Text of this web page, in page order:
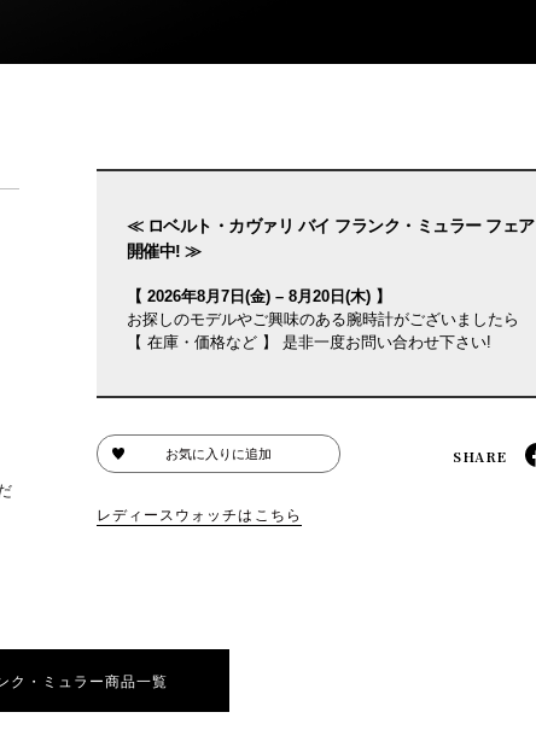
≪ ロベルト・カヴァリ バイ フランク・ミュラー フェア
開催中! ≫
【 2026年8月7日(金) – 8月20日(木) 】
お探しのモデルやご興味のある腕時計がございましたら
【 在庫・価格など 】 是非一度お問い合わせ下さい!
お気に入りに追加 SHARE
レディースウォッチはこちら
ク・ミュラー商品一覧